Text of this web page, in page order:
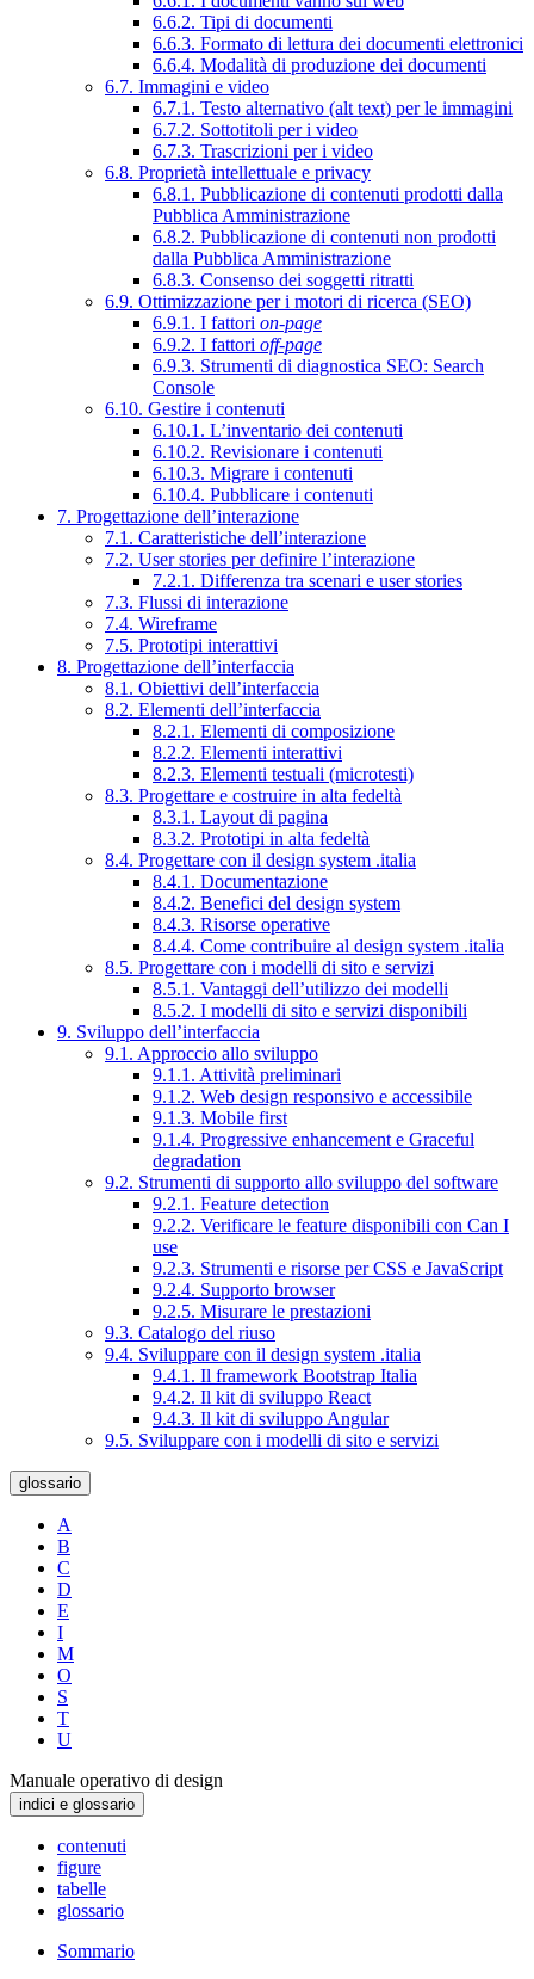
6.6.2. Tipi di documenti
6.6.3. Formato di lettura dei documenti elettronici
6.6.4. Modalità di produzione dei documenti
6.7. Immagini e video
6.7.1. Testo alternativo (alt text) per le immagini
6.7.2. Sottotitoli per i video
6.7.3. Trascrizioni per i video
6.8. Proprietà intellettuale e privacy
6.8.1. Pubblicazione di contenuti prodotti dalla
Pubblica Amministrazione
6.8.2. Pubblicazione di contenuti non prodotti
dalla Pubblica Amministrazione
6.8.3. Consenso dei soggetti ritratti
6.9. Ottimizzazione per i motori di ricerca (SEO)
6.9.1. I fattori on-page
6.9.2. I fattori off-page
6.9.3. Strumenti di diagnostica SEO: Search
Console
6.10. Gestire i contenuti
6.10.1. L’inventario dei contenuti
6.10.2. Revisionare i contenuti
6.10.3. Migrare i contenuti
6.10.4. Pubblicare i contenuti
7. Progettazione dell’interazione
7.1. Caratteristiche dell’interazione
7.2. User stories per definire l’interazione
7.2.1. Differenza tra scenari e user stories
7.3. Flussi di interazione
7.4. Wireframe
7.5. Prototipi interattivi
8. Progettazione dell’interfaccia
8.1. Obiettivi dell’interfaccia
8.2. Elementi dell’interfaccia
8.2.1. Elementi di composizione
8.2.2. Elementi interattivi
8.2.3. Elementi testuali (microtesti)
8.3. Progettare e costruire in alta fedeltà
8.3.1. Layout di pagina
8.3.2. Prototipi in alta fedeltà
8.4. Progettare con il design system .italia
8.4.1. Documentazione
8.4.2. Benefici del design system
8.4.3. Risorse operative
8.4.4. Come contribuire al design system .italia
8.5. Progettare con i modelli di sito e servizi
8.5.1. Vantaggi dell’utilizzo dei modelli
8.5.2. I modelli di sito e servizi disponibili
9. Sviluppo dell’interfaccia
9.1. Approccio allo sviluppo
9.1.1. Attività preliminari
9.1.2. Web design responsivo e accessibile
9.1.3. Mobile first
9.1.4. Progressive enhancement e Graceful
degradation
9.2. Strumenti di supporto allo sviluppo del software
9.2.1. Feature detection
9.2.2. Verificare le feature disponibili con Can I
use
9.2.3. Strumenti e risorse per CSS e JavaScript
9.2.4. Supporto browser
9.2.5. Misurare le prestazioni
9.3. Catalogo del riuso
9.4. Sviluppare con il design system .italia
9.4.1. Il framework Bootstrap Italia
9.4.2. Il kit di sviluppo React
9.4.3. Il kit di sviluppo Angular
9.5. Sviluppare con i modelli di sito e servizi
glossario
A
B
C
D
E
I
M
O
S
T
U
Manuale operativo di design
indici e glossario
contenuti
figure
tabelle
glossario
Sommario